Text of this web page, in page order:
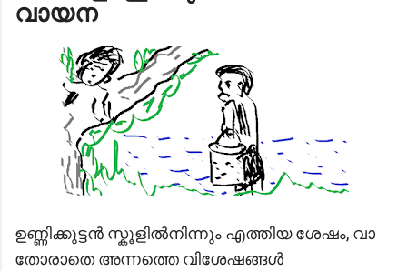
വായന
ഉണ്ണിക്കുട്ടന്‍ സ്കൂളില്‍നിന്നും എത്തിയ ശേഷം, വാ
തോരാതെ അന്നത്തെ വിശേഷങ്ങള്‍